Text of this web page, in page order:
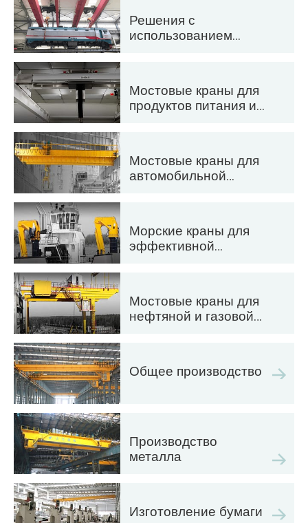
кирпича и сборного
бетона
Решения с
использованием
укладка путей,
техническое
обслуживание
контейнеров
Мостовые краны для
продуктов питания и
эффективной
обработки грузов
Мостовые краны для
автомобильной
решения по
автоматизации
Морские краны для
эффективной
Мостовые краны для
нефтяной и газовой
эффективности
работы
Общее производство
Производство
металла
Изготовление бумаги